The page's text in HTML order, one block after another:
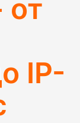
от
IP-